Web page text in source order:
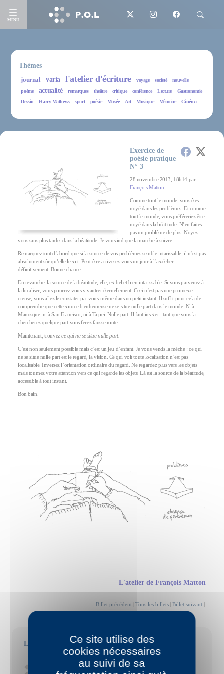
MENU
Thèmes
journal
varia l'atelier d'écriture voyage société
nouvelle
poème
actualité remarques theâtre critique conférence Lecture
Gastronomie
Dessin
Harry Mathews sport poésie Musée Art Musique Mémoire Cinéma
Exercice de
poésie pratique
N° 3
28 novembre 2013, 18h14 par
François Matton
Comme tout le monde, vous êtes
noyé dans les problèmes. Et comme
tout le monde, vous préféreriez être
noyé dans la béatitude. N’en faites
pas un problème de plus. Noyez-
vous sans plus tarder dans la béatitude. Je vous indique la marche à suivre.
Remarquez tout d’abord que si la source de vos problèmes semble intarissable, il n’est pas
absolument sûr qu’elle le soit. Peut-être arriverez-vous un jour à l’assécher
définitivement. Bonne chance.
En revanche, la source de la béatitude, elle, est bel et bien intarissable. Si vous parvenez à
la localiser, vous pourrez vous y vautrer éternellement. Ceci n’est pas une promesse
creuse, vous allez le constater par vous-même dans un petit instant. Il suffit pour cela de
comprendre que cette source bienheureuse ne se situe nulle part dans le monde. Ni à
Manosque, ni à San Francisco, ni à Taipei. Nulle part. Il faut insister : tant que vous la
chercherez quelque part vous ferez fausse route.
Maintenant, trouvezce qui ne se situe nulle part.
C’est non seulement possible mais c’est un jeu d’enfant. Je vous vends la mèche : ce qui
ne se situe nulle part est le regard, la vision. Ce qui voit toute localisation n’est pas
localisable. Inversez l’orientation ordinaire du regard. Ne regardez plus vers les objets
mais tournez votre attention vers ce qui regarde les objets. Là est la source de la béatitude,
accessible à tout instant.
Bon bain.
L'atelier de François Matton
Billet précédent |Tous les billets | Billet suivant |
Les billets récents
"Cinq ans plus tard "par Jean-Luc Bayard
Ce site utilise des
cookies nécessaires
au suivi de sa